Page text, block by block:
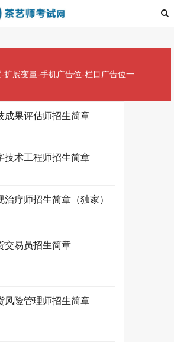
扩展变量-手机广告位-栏目广告位一
成果评估师招生简章
技术工程师招生简章
治疗师招生简章（独家）
交易员招生简章
风险管理师招生简章